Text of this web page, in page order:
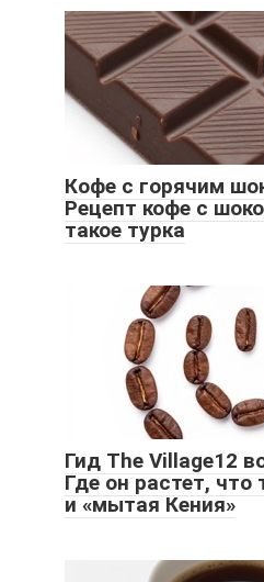
Кофе с горячим
Рецепт кофе с
такое турка
Гид The Village12
Где он растет, что
и «мытая Кения»